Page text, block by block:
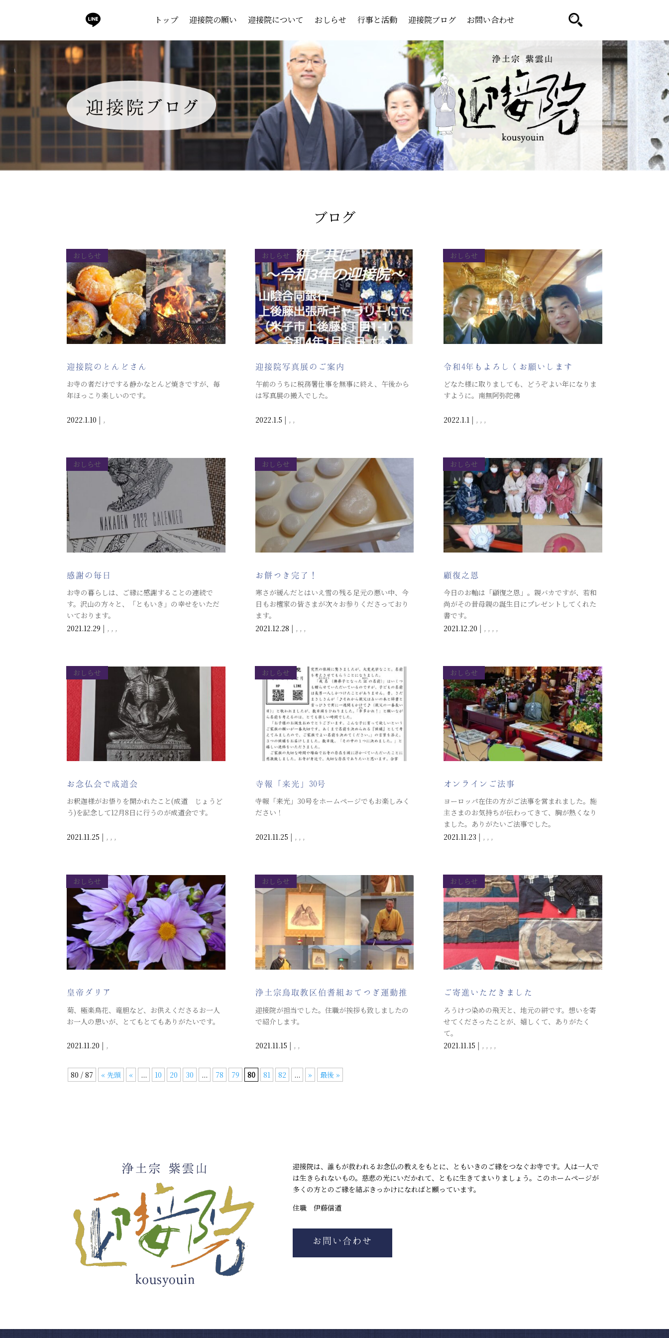
トップ 迎接院の願い 迎接院について おしらせ 行事と活動 迎接院ブログ お問い合わせ
ブログ
迎接院のとんどさん
2022.1.10 |
おしらせ
,
お寺の者だけでする静かなとんど焼きですが、毎
年ほっこり楽しいのです。
感謝の毎日
2021.12.29 |
おしらせ
, , ,
お寺の暮らしは、ご縁に感謝することの連続で
す。沢山の方々と、「ともいき」の幸せをいただ
いております。
お念仏会で成道会
2021.11.25 |
おしらせ
, , ,
お釈迦様がお悟りを開かれたこと(成道 じょうど
う)を記念して12月8日に行うのが成道会です。
皇帝ダリア
2021.11.20 |
おしらせ
,
菊、極楽鳥花、竜胆など、お供えくださるお一人
お一人の思いが、とてもとてもありがたいです。
迎接院写真展のご案内
2022.1.5 |
おしらせ
, ,
午前のうちに税務署仕事を無事に終え、午後から
は写真展の搬入でした。
お餅つき完了！
2021.12.28 |
おしらせ
, , ,
寒さが緩んだとはいえ雪の残る足元の悪い中、今
日もお檀家の皆さまが次々お参りくださっており
ます。
寺報「来光」30号
2021.11.25 |
おしらせ
, , ,
寺報「来光」30号をホームページでもお楽しみく
ださい！
浄土宗鳥取教区伯耆組おてつぎ運動推
進大会・檀信徒研修会
2021.11.15 |
おしらせ
, ,
迎接院が担当でした。住職が挨拶も致しましたの
で紹介します。
令和4年もよろしくお願いします
2022.1.1 |
おしらせ
, , ,
どなた様に取りましても、どうぞよい年になりま
すように。南無阿弥陀佛
顧復之恩
2021.12.20 |
おしらせ
, , , ,
今日のお軸は「顧復之恩」。親バカですが、若和
尚がその昔母親の誕生日にプレゼントしてくれた
書です。
オンラインご法事
2021.11.23 |
おしらせ
, , ,
ヨーロッパ在住の方がご法事を営まれました。施
主さまのお気持ちが伝わってきて、胸が熱くなり
ました。ありがたいご法事でした。
ご寄進いただきました
2021.11.15 |
おしらせ
, , , ,
ろうけつ染めの飛天と、地元の絣です。想いを寄
せてくださったことが、嬉しくて、ありがたく
て。
80 / 87 « 先頭 « ... 10 20 30 ... 78 79 80 81 82 ... » 最後 »
迎接院は、誰もが救われるお念仏の教えをもとに、ともいきのご縁をつなぐお寺です。人は一人で
は生きられないもの。慈悲の光にいだかれて、ともに生きてまいりましょう。このホームページが
多くの方とのご縁を結ぶきっかけになればと願っています。
住職 伊藤信道
お問い合わせ